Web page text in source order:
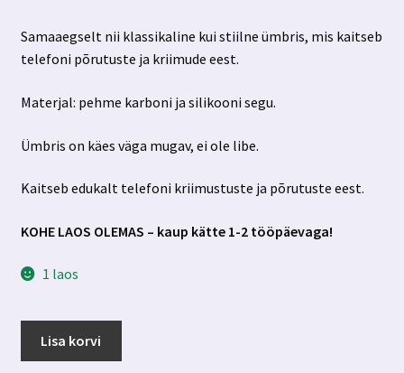
oli:
on:
Samaaegselt nii klassikaline kui stiilne ümbris, mis kaitseb
telefoni põrutuste ja kriimude eest.
Materjal: pehme karboni ja silikooni segu.
Ümbris on käes väga mugav, ei ole libe.
Kaitseb edukalt telefoni kriimustuste ja põrutuste eest.
KOHE LAOS OLEMAS – kaup kätte 1-2 tööpäevaga!
1 laos
Lisa korvi